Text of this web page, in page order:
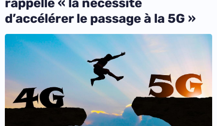
rappelle « la nécessité
d’accélérer le passage à la 5G »